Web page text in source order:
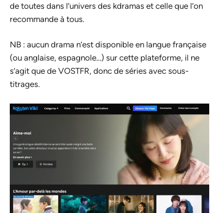
de toutes dans l’univers des kdramas et celle que l’on
recommande à tous.
NB : aucun drama n’est disponible en langue française
(ou anglaise, espagnole…) sur cette plateforme, il ne
s’agit que de VOSTFR, donc de séries avec sous-
titrages.